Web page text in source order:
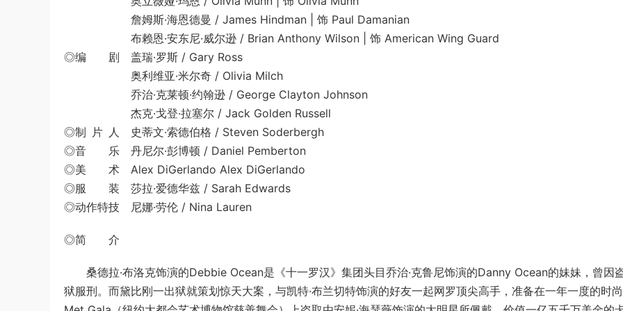
詹姆斯·海恩德曼 / James Hindman | 饰 Paul Damanian
布赖恩·安东尼·威尔逊 / Brian Anthony Wilson | 饰 American Wing Guard
◎编 剧 盖瑞·罗斯 / Gary Ross
奥利维亚·米尔奇 / Olivia Milch
乔治·克莱顿·约翰逊 / George Clayton Johnson
杰克·戈登·拉塞尔 / Jack Golden Russell
◎制 片 人 史蒂文·索德伯格 / Steven Soderbergh
◎音 乐 丹尼尔·彭博顿 / Daniel Pemberton
◎美 术 Alex DiGerlando Alex DiGerlando
◎服 装 莎拉·爱德华兹 / Sarah Edwards
◎动作特技 尼娜·劳伦 / Nina Lauren
◎简 介
桑德拉·布洛克饰演的Debbie Ocean是《十一罗汉》集团头目乔治·克鲁尼饰演的Danny Ocean的妹妹，曾因
狱服刑。而黛比刚一出狱就策划惊天大案，与凯特·布兰切特饰演的好友一起网罗顶尖高手，准备在一年一度的时